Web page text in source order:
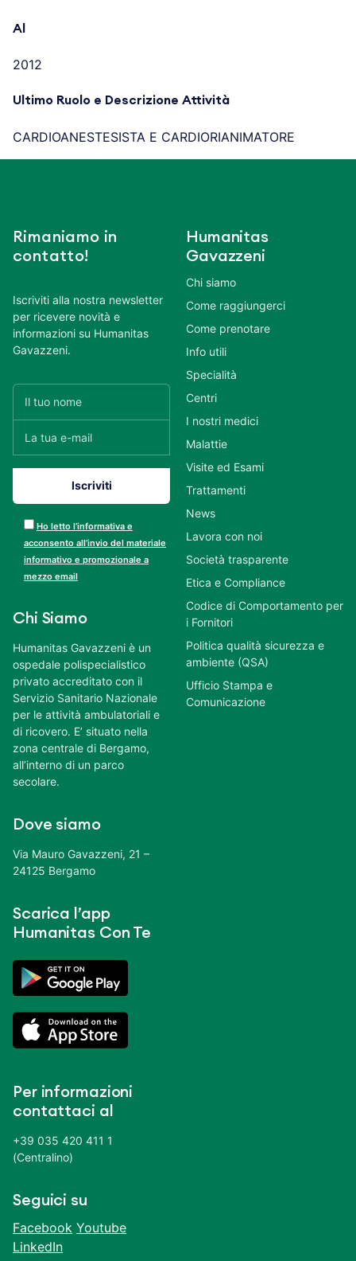
Al
2012
Ultimo Ruolo e Descrizione Attività
CARDIOANESTESISTA E CARDIORIANIMATORE
Rimaniamo in
contatto!
Iscriviti alla nostra newsletter
per ricevere novità e
informazioni su Humanitas
Gavazzeni.
Ho letto l’informativa e
acconsento all’invio del materiale
informativo e promozionale a
mezzo email
Chi Siamo
Humanitas Gavazzeni è un
ospedale polispecialistico
privato accreditato con il
Servizio Sanitario Nazionale
per le attività ambulatoriali e
di ricovero. E’ situato nella
zona centrale di Bergamo,
all’interno di un parco
secolare.
Dove siamo
Via Mauro Gavazzeni, 21 –
24125 Bergamo
Scarica l’app
Humanitas Con Te
Per informazioni
contattaci al
+39 035 420 411 1
(Centralino)
Seguici su
Facebook Youtube
LinkedIn
Humanitas
Gavazzeni
Chi siamo
Come raggiungerci
Come prenotare
Info utili
Specialità
Centri
I nostri medici
Malattie
Visite ed Esami
Trattamenti
News
Lavora con noi
Società trasparente
Etica e Compliance
Codice di Comportamento per
i Fornitori
Politica qualità sicurezza e
ambiente (QSA)
Ufficio Stampa e
Comunicazione